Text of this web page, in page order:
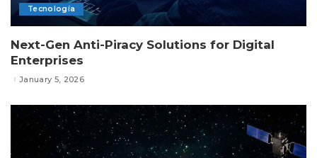
Tecnología
Next-Gen Anti-Piracy Solutions for Digital
Enterprises
January 5, 2026